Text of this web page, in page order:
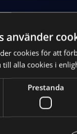
använder
cookies för att
alla cookies i
Prestanda